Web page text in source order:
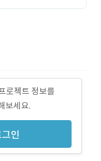
로젝트 정보를
보세요.
인